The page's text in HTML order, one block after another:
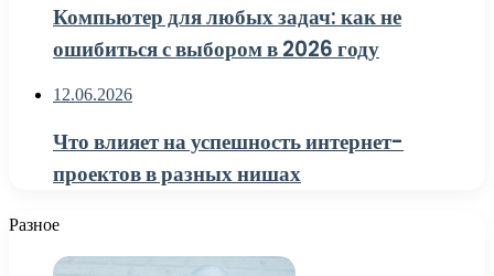
Компьютер для любых задач: как не
ошибиться с выбором в 2026 году
12.06.2026
Что влияет на успешность интернет-
проектов в разных нишах
Разное